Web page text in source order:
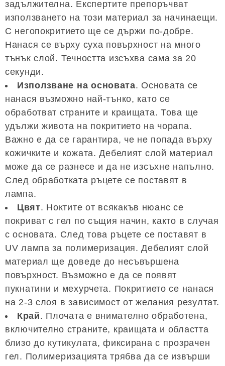
задължителна. Експертите препоръчват
използването на този материал за начинаещи.
С негопокритието ще се държи по-добре.
Нанася се върху суха повърхност на много
тънък слой. Течността изсъхва сама за 20
секунди.
Използване на основата. Основата се
нанася възможно най-тънко, като се
обработват страните и краищата. Това ще
удължи живота на покритието на чорапа.
Важно е да се гарантира, че не попада върху
кожичките и кожата. Дебелият слой материал
може да се разнесе и да не изсъхне напълно.
След обработката ръцете се поставят в
лампа.
Цвят. Ноктите от всякакъв нюанс се
покриват с гел по същия начин, както в случая
с основата. След това ръцете се поставят в
UV лампа за полимеризация. Дебелият слой
материал ще доведе до несъвършена
повърхност. Възможно е да се появят
пукнатини и мехурчета. Покритието се нанася
на 2-3 слоя в зависимост от желания резултат.
Край. Плочата е внимателно обработена,
включително страните, краищата и областта
близо до кутикулата, фиксирана с прозрачен
гел. Полимеризацията трябва да се извърши